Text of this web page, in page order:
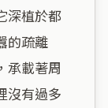
深植於都
的疏離
承載著周
沒有過多